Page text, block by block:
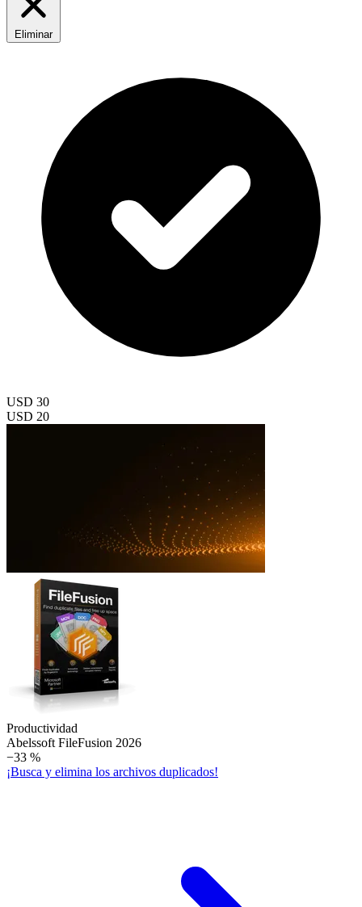
Eliminar
USD 30
USD 20
Productividad
Abelssoft File­Fusion 2026
−33 %
¡Busca y elimina los archivos duplicados!